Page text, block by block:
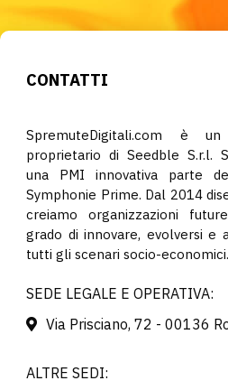
CONTATTI
SpremuteDigitali.com è
proprietario di Seedble S.r.l.
una PMI innovativa parte
Symphonie Prime. Dal 2014
creiamo organizzazioni
grado di innovare, evolversi e
tutti gli scenari socio-economici.
SEDE LEGALE E OPERATIVA:
Via Prisciano, 72 - 00136
ALTRE SEDI: